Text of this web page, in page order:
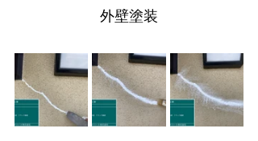
外壁塗装